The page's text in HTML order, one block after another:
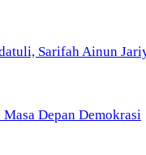
Sarifah Ainun
Depan Demokrasi